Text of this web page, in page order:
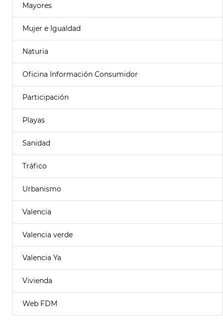
Mayores
Mujer e Igualdad
Naturia
Oficina Información Consumidor
Participación
Playas
Sanidad
Tráfico
Urbanismo
Valencia
Valencia verde
Valencia Ya
Vivienda
Web FDM